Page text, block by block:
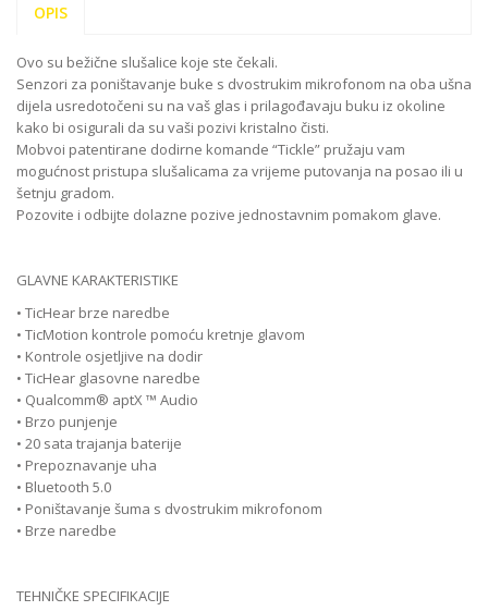
OPIS
Ovo su bežične slušalice koje ste čekali.
Senzori za poništavanje buke s dvostrukim mikrofonom na oba ušna
dijela usredotočeni su na vaš glas i prilagođavaju buku iz okoline
kako bi osigurali da su vaši pozivi kristalno čisti.
Mobvoi patentirane dodirne komande “Tickle” pružaju vam
mogućnost pristupa slušalicama za vrijeme putovanja na posao ili u
šetnju gradom.
Pozovite i odbijte dolazne pozive jednostavnim pomakom glave.
GLAVNE KARAKTERISTIKE
• TicHear brze naredbe
• TicMotion kontrole pomoću kretnje glavom
• Kontrole osjetljive na dodir
• TicHear glasovne naredbe
• Qualcomm® aptX ™ Audio
• Brzo punjenje
• 20 sata trajanja baterije
• Prepoznavanje uha
• Bluetooth 5.0
• Poništavanje šuma s dvostrukim mikrofonom
• Brze naredbe
TEHNIČKE SPECIFIKACIJE